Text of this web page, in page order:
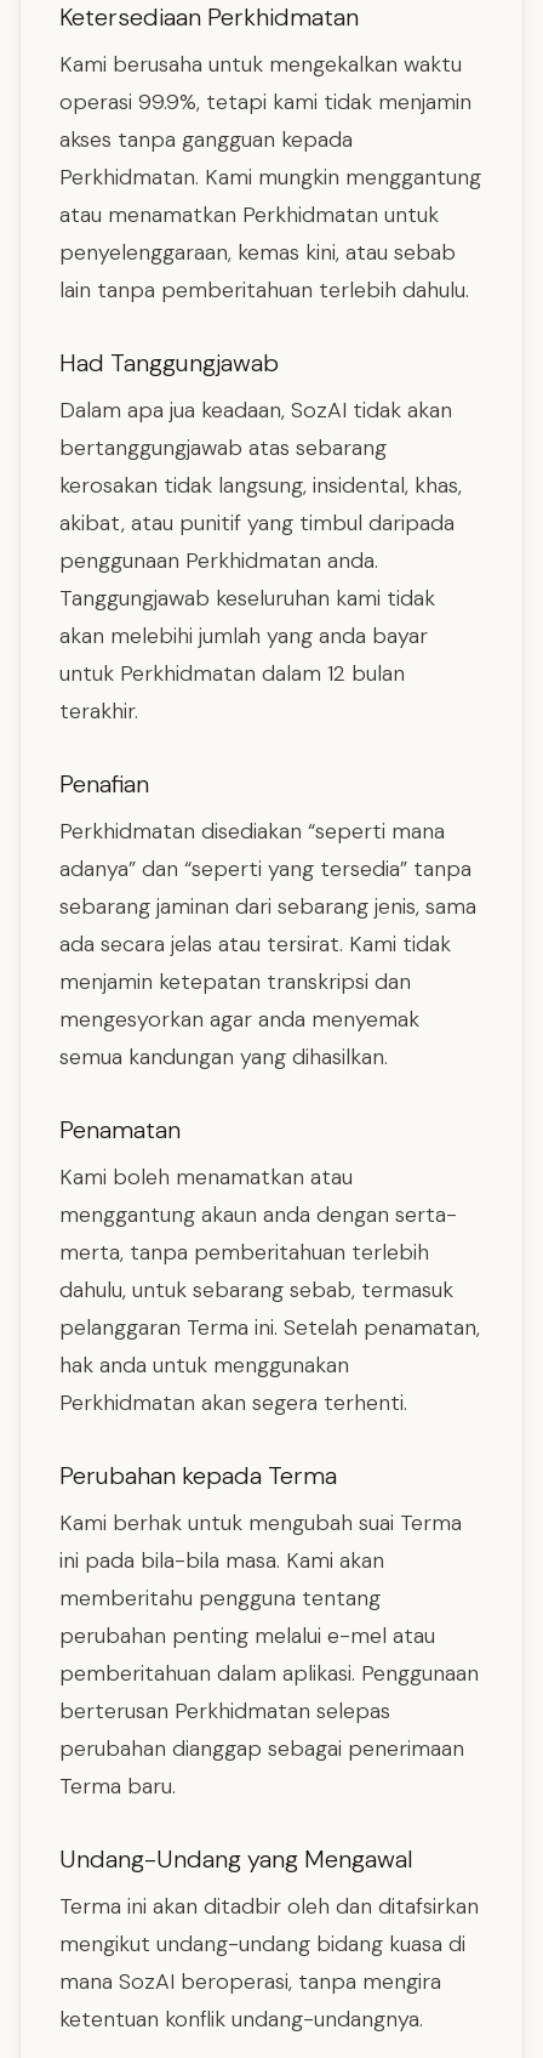
Ketersediaan Perkhidmatan
Kami berusaha untuk mengekalkan waktu
operasi 99.9%, tetapi kami tidak menjamin
akses tanpa gangguan kepada
Perkhidmatan. Kami mungkin menggantung
atau menamatkan Perkhidmatan untuk
penyelenggaraan, kemas kini, atau sebab
lain tanpa pemberitahuan terlebih dahulu.
Had Tanggungjawab
Dalam apa jua keadaan, SozAI tidak akan
bertanggungjawab atas sebarang
kerosakan tidak langsung, insidental, khas,
akibat, atau punitif yang timbul daripada
penggunaan Perkhidmatan anda.
Tanggungjawab keseluruhan kami tidak
akan melebihi jumlah yang anda bayar
untuk Perkhidmatan dalam 12 bulan
terakhir.
Penafian
Perkhidmatan disediakan “seperti mana
adanya” dan “seperti yang tersedia” tanpa
sebarang jaminan dari sebarang jenis, sama
ada secara jelas atau tersirat. Kami tidak
menjamin ketepatan transkripsi dan
mengesyorkan agar anda menyemak
semua kandungan yang dihasilkan.
Penamatan
Kami boleh menamatkan atau
menggantung akaun anda dengan serta-
merta, tanpa pemberitahuan terlebih
dahulu, untuk sebarang sebab, termasuk
pelanggaran Terma ini. Setelah penamatan,
hak anda untuk menggunakan
Perkhidmatan akan segera terhenti.
Perubahan kepada Terma
Kami berhak untuk mengubah suai Terma
ini pada bila-bila masa. Kami akan
memberitahu pengguna tentang
perubahan penting melalui e-mel atau
pemberitahuan dalam aplikasi. Penggunaan
berterusan Perkhidmatan selepas
perubahan dianggap sebagai penerimaan
Terma baru.
Undang-Undang yang Mengawal
Terma ini akan ditadbir oleh dan ditafsirkan
mengikut undang-undang bidang kuasa di
mana SozAI beroperasi, tanpa mengira
ketentuan konflik undang-undangnya.